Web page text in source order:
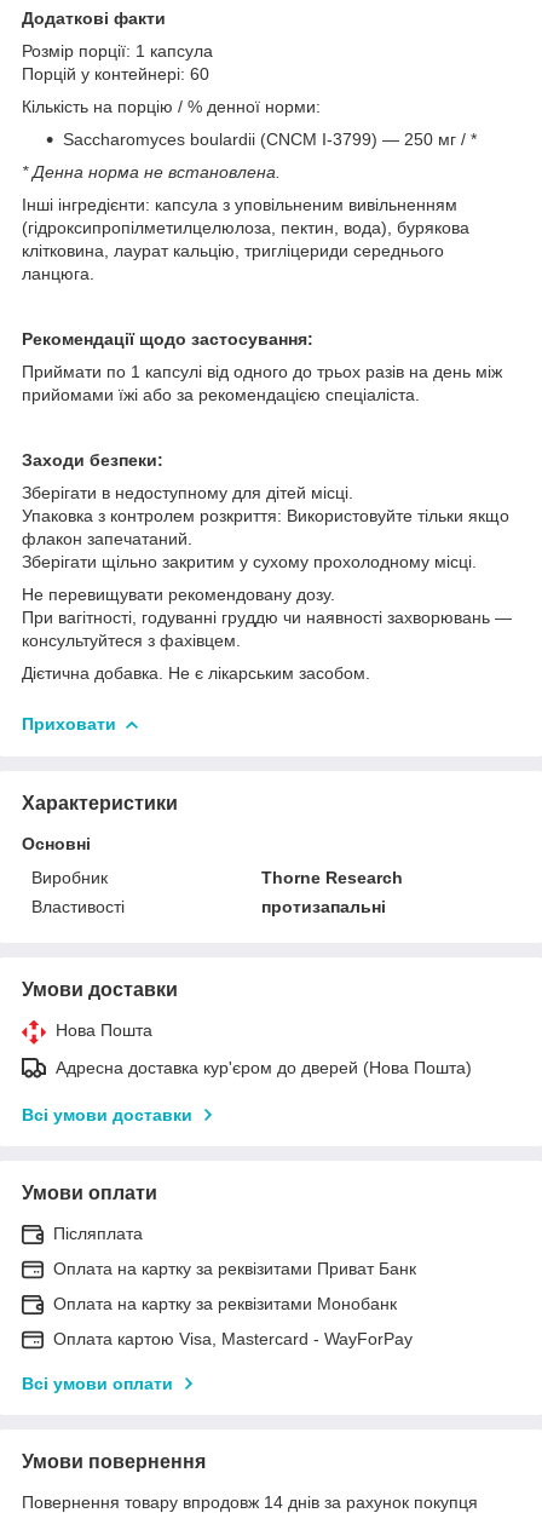
Додаткові факти
Розмір порції: 1 капсула
Порцій у контейнері: 60
Кількість на порцію / % денної норми:
Saccharomyces boulardii (CNCM I-3799) — 250 мг / *
* Денна норма не встановлена.
Інші інгредієнти: капсула з уповільненим вивільненням
(гідроксипропілметилцелюлоза, пектин, вода), бурякова
клітковина, лаурат кальцію, тригліцериди середнього
ланцюга.
Рекомендації щодо застосування:
Приймати по 1 капсулі від одного до трьох разів на день між
прийомами їжі або за рекомендацією спеціаліста.
Заходи безпеки:
Зберігати в недоступному для дітей місці.
Упаковка з контролем розкриття: Використовуйте тільки якщо
флакон запечатаний.
Зберігати щільно закритим у сухому прохолодному місці.
Не перевищувати рекомендовану дозу.
При вагітності, годуванні груддю чи наявності захворювань —
консультуйтеся з фахівцем.
Дієтична добавка. Не є лікарським засобом.
Приховати
Характеристики
Основні
Виробник
Thorne Research
Властивості
протизапальні
Умови доставки
Нова Пошта
Адресна доставка кур'єром до дверей (Нова Пошта)
Всі умови доставки
Умови оплати
Післяплата
Оплата на картку за реквізитами Приват Банк
Оплата на картку за реквізитами Монобанк
Оплата картою Visa, Mastercard - WayForPay
Всі умови оплати
Умови повернення
Повернення товару впродовж 14 днів за рахунок покупця